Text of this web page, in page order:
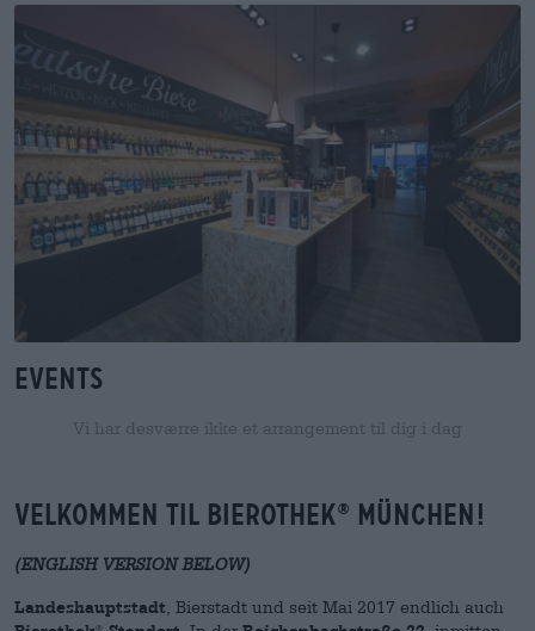
Events
Vi har desværre ikke et arrangement til dig i dag
VELKOMMEN TIL BIEROTHEK® MüNCHEN!
(ENGLISH VERSION BELOW)
Landeshauptstadt , Bierstadt und seit Mai 2017 endlich auch
®